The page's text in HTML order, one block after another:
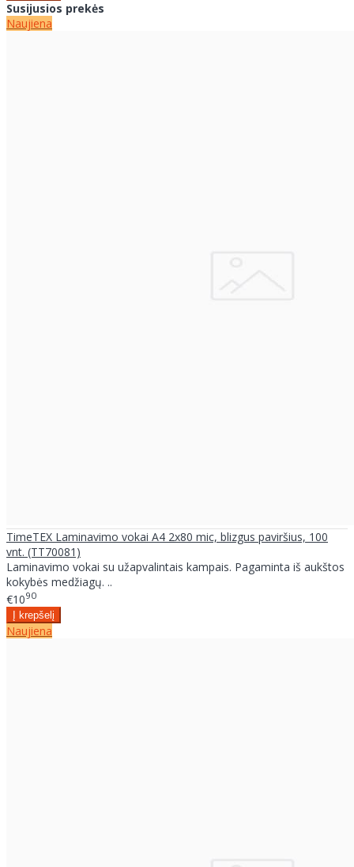
Susijusios prekės
Naujiena
TimeTEX Laminavimo vokai A4 2x80 mic, blizgus paviršius, 100
vnt. (TT70081)
Laminavimo vokai su užapvalintais kampais. Pagaminta iš aukštos
kokybės medžiagų. ..
€1090
Naujiena